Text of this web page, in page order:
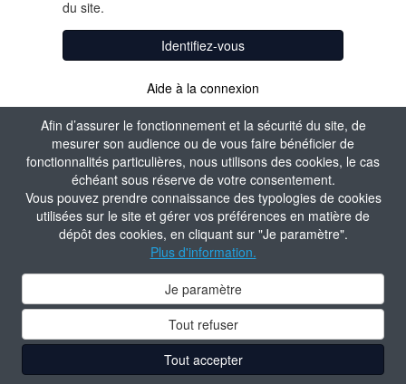
Afin d’assurer le fonctionnement et la sécurité du site, de
mesurer son audience ou de vous faire bénéficier de
fonctionnalités particulières, nous utilisons des cookies, le cas
échéant sous réserve de votre consentement.
Vous pouvez prendre connaissance des typologies de cookies
utilisées sur le site et gérer vos préférences en matière de
dépôt des cookies, en cliquant sur "Je paramètre".
Plus d'information.
Je paramètre
Tout refuser
Tout accepter
du site.
Identifiez-vous
Aide à la connexion